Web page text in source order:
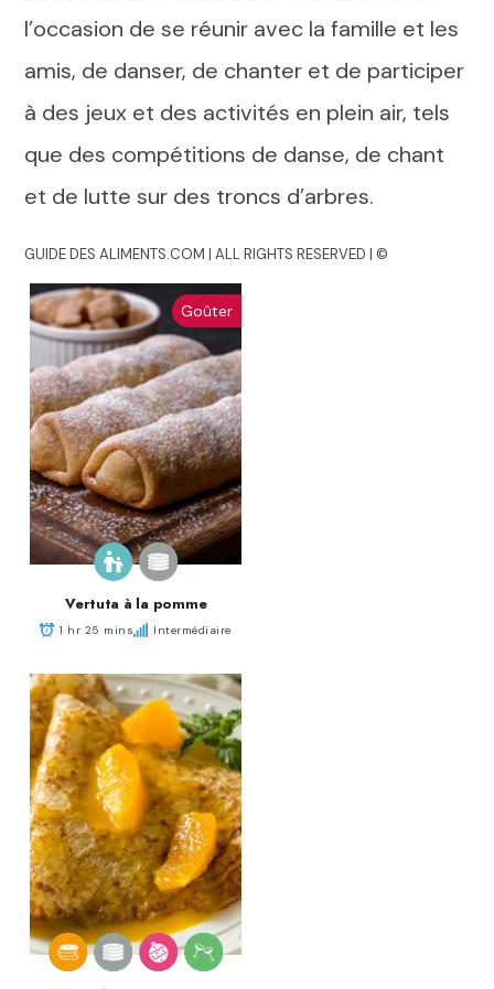
l’occasion de se réunir avec la famille et les
amis, de danser, de chanter et de participer
à des jeux et des activités en plein air, tels
que des compétitions de danse, de chant
et de lutte sur des troncs d’arbres.
GUIDE DES ALIMENTS.COM | ALL RIGHTS RESERVED | ©
Goûter
Vertuta à la pomme
1 hr 25 mins Intermédiaire